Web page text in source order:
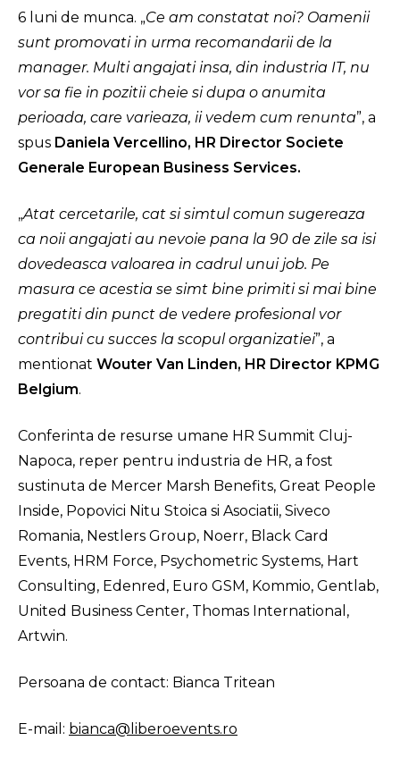
6 luni de munca. „Ce am constatat noi? Oamenii
sunt promovati in urma recomandarii de la
manager. Multi angajati insa, din industria IT, nu
vor sa fie in pozitii cheie si dupa o anumita
perioada, care varieaza, ii vedem cum renunta”, a
spus Daniela Vercellino, HR Director Societe
Generale European Business Services.
„Atat cercetarile, cat si simtul comun sugereaza
ca noii angajati au nevoie pana la 90 de zile sa isi
dovedeasca valoarea in cadrul unui job. Pe
masura ce acestia se simt bine primiti si mai bine
pregatiti din punct de vedere profesional vor
contribui cu succes la scopul organizatiei”, a
mentionat Wouter Van Linden, HR Director KPMG
Belgium.
Conferinta de resurse umane HR Summit Cluj-
Napoca, reper pentru industria de HR, a fost
sustinuta de Mercer Marsh Benefits, Great People
Inside, Popovici Nitu Stoica si Asociatii, Siveco
Romania, Nestlers Group, Noerr, Black Card
Events, HRM Force, Psychometric Systems, Hart
Consulting, Edenred, Euro GSM, Kommio, Gentlab,
United Business Center, Thomas International,
Artwin.
Persoana de contact: Bianca Tritean
E-mail: bianca@liberoevents.ro